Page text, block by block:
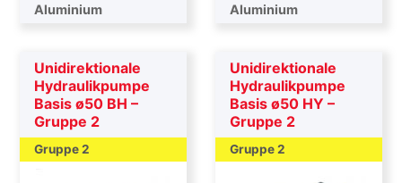
Aluminium
Aluminium
Unidirektionale
Hydraulikpumpe
Basis ø50 BH –
Gruppe 2
Gruppe 2
Unidirektionale
Hydraulikpumpe
Basis ø50 HY –
Gruppe 2
Gruppe 2